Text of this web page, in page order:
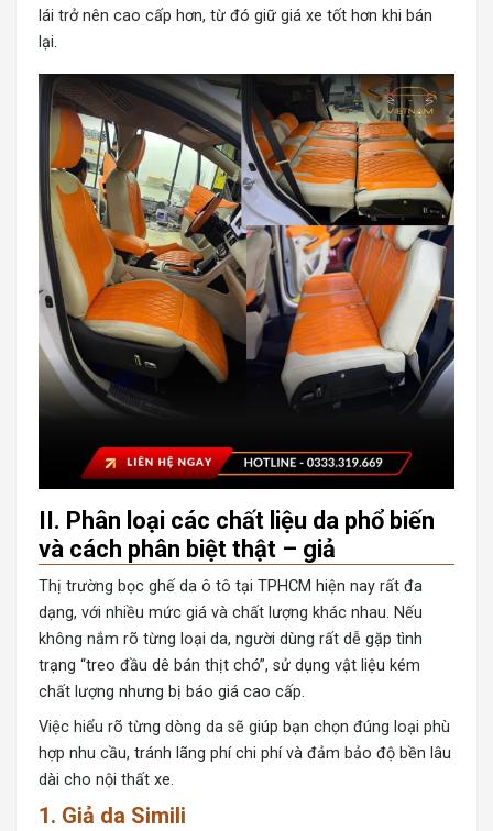
lái trở nên cao cấp hơn, từ đó giữ giá xe tốt hơn khi bán
lại.
II. Phân loại các chất liệu da phổ biến
và cách phân biệt thật – giả
Thị trường bọc ghế da ô tô tại TPHCM hiện nay rất đa
dạng, với nhiều mức giá và chất lượng khác nhau. Nếu
không nắm rõ từng loại da, người dùng rất dễ gặp tình
trạng “treo đầu dê bán thịt chó”, sử dụng vật liệu kém
chất lượng nhưng bị báo giá cao cấp.
Việc hiểu rõ từng dòng da sẽ giúp bạn chọn đúng loại phù
hợp nhu cầu, tránh lãng phí chi phí và đảm bảo độ bền lâu
dài cho nội thất xe.
1. Giả da Simili